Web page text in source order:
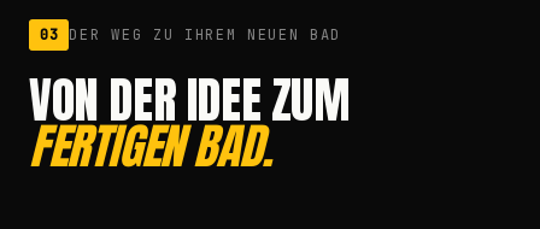
03 DER WEG ZU IHREM NEUEN BAD
VON DER IDEE ZUM
FERTIGEN BAD.